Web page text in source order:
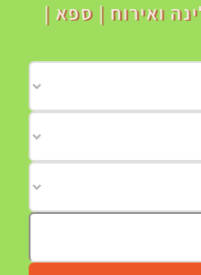
ואירוח | ספא |